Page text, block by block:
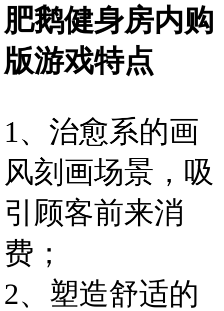
肥鹅健身房内购
版游戏特点
1、治愈系的画
风刻画场景，吸
引顾客前来消
费；
2、塑造舒适的